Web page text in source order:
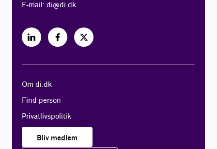
E-mail:di@di.dk
Om di.dk
Find person
Privatlivspolitik
Bliv medlem